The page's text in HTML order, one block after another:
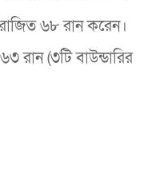
৬৮ রান করেন।
রান (৩টি বাউন্ডারির